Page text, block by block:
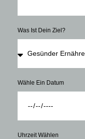
Was Ist Dein Ziel?
Wähle Ein Datum
Uhrzeit Wählen